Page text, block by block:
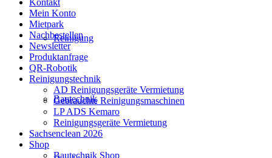
Reinigung
Bautechnik
Mein Konto
Mietpark
Nachbestellen
Newsletter
Produktanfrage
QR-Robotik
Reinigungstechnik
AD Reinigungsgeräte Vermietung
Gebrauchte Reinigungsmaschinen
LP ADS Kemaro
Reinigungsgeräte Vermietung
Sachsenclean 2026
Shop
Bautechnik Shop